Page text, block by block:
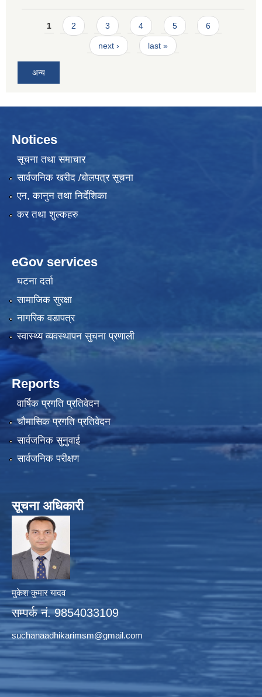
Pages
1 2 3 4 5 6
next › last »
अन्य
Notices
सूचना तथा समाचार
सार्वजनिक खरीद /बोलपत्र सूचना
एन, कानुन तथा निर्देशिका
कर तथा शुल्कहरु
eGov services
घटना दर्ता
सामाजिक सुरक्षा
नागरिक वडापत्र
स्वास्थ्य व्यवस्थापन सुचना प्रणाली
Reports
वार्षिक प्रगति प्रतिवेदन
चौमासिक प्रगति प्रतिवेदन
सार्वजनिक सुनुवाई
सार्वजनिक परीक्षण
सूचना अधिकारी
मुकेश कुमार यादव
सम्पर्क नं. 9854033109
suchanaadhikarimsm@gmail.com